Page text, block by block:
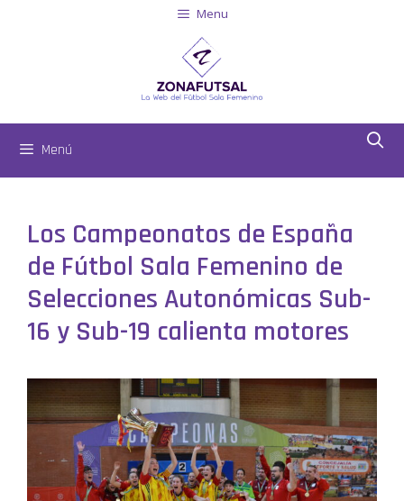
Menu
Menú
Los Campeonatos de España
de Fútbol Sala Femenino de
Selecciones Autonómicas Sub-
16 y Sub-19 calienta motores